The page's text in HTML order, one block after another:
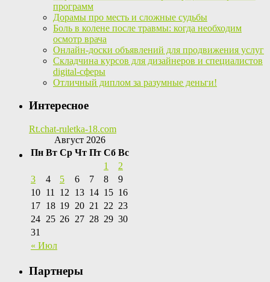
программ
Дорамы про месть и сложные судьбы
Боль в колене после травмы: когда необходим
осмотр врача
Онлайн-доски объявлений для продвижения услуг
Складчина курсов для дизайнеров и специалистов
digital-сферы
Отличный диплом за разумные деньги!
Интересное
Rt.chat-ruletka-18.com
Август 2026
Пн Вт Ср Чт Пт Сб Вс
« Июл
1
2
3
4 5 6 7 8
9
10 11 12 13 14 15 16
17 18 19 20 21 22 23
24 25 26 27 28 29 30
31
Партнеры